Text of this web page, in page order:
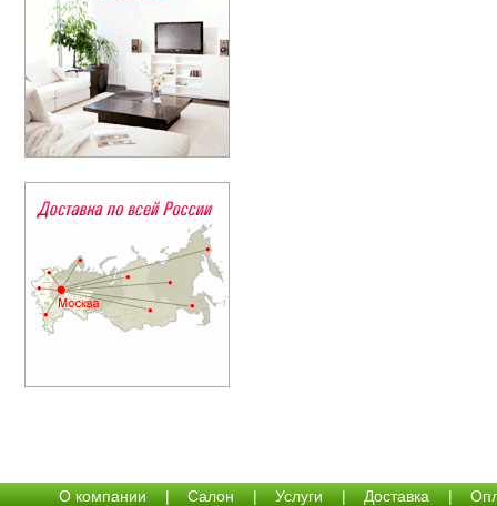
О компании | Салон | Услуги | Доставка |